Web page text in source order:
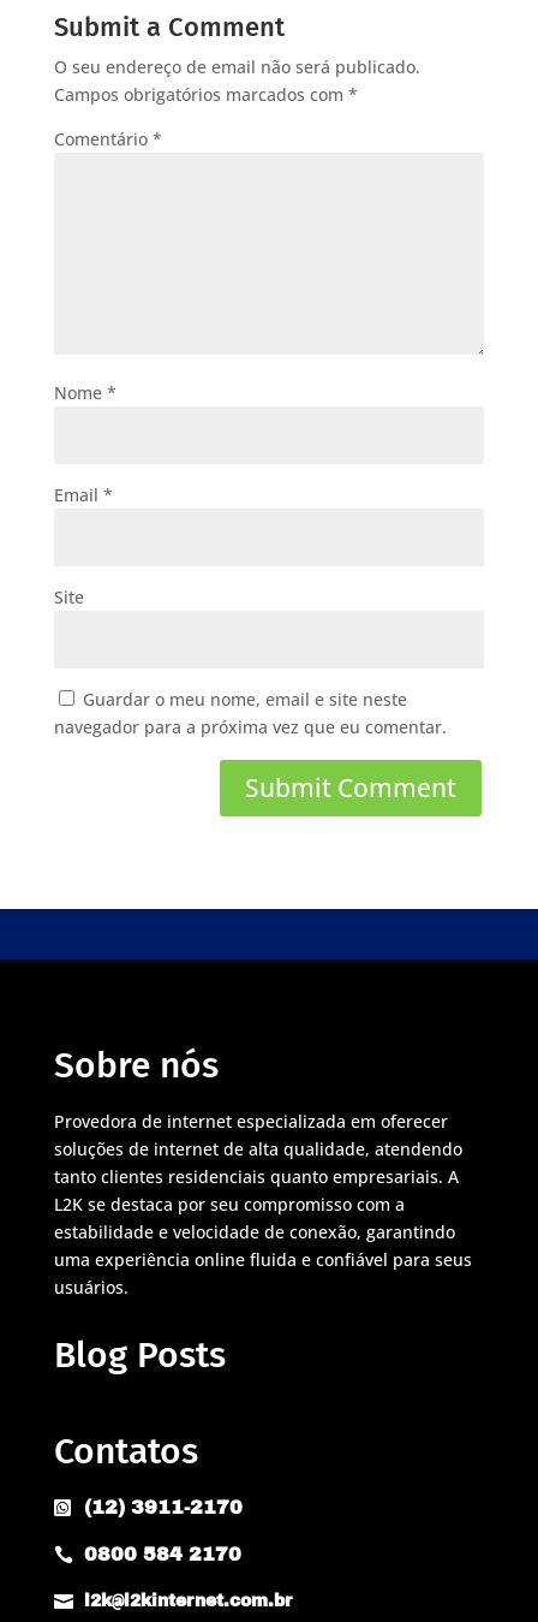
Submit a Comment
O seu endereço de email não será publicado.
Campos obrigatórios marcados com *
Comentário *
Nome *
Email *
Site
Guardar o meu nome, email e site neste
navegador para a próxima vez que eu comentar.
Sobre nós
Provedora de internet especializada em oferecer
soluções de internet de alta qualidade, atendendo
tanto clientes residenciais quanto empresariais. A
L2K se destaca por seu compromisso com a
estabilidade e velocidade de conexão, garantindo
uma experiência online fluida e confiável para seus
usuários.
Blog Posts
Contatos
 (12) 3911-2170
 0800 584 2170
 l2k@l2kinternet.com.br